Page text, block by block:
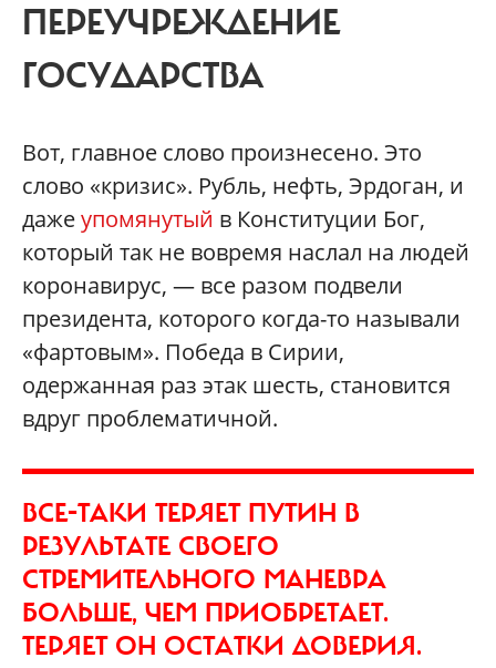
ПЕРЕУЧРЕЖДЕНИЕ
ГОСУДАРСТВА
Вот, главное слово произнесено. Это
слово «кризис». Рубль, нефть, Эрдоган, и
дажеупомянутый в Конституции Бог,
который так не вовремя наслал на людей
коронавирус, — все разом подвели
президента, которого когда-то называли
«фартовым». Победа в Сирии,
одержанная раз этак шесть, становится
вдруг проблематичной.
ВСЕ-ТАКИ ТЕРЯЕТ ПУТИН В
РЕЗУЛЬТАТЕ СВОЕГО
СТРЕМИТЕЛЬНОГО МАНЕВРА
БОЛЬШЕ, ЧЕМ ПРИОБРЕТАЕТ.
ТЕРЯЕТ ОН ОСТАТКИ ДОВЕРИЯ.